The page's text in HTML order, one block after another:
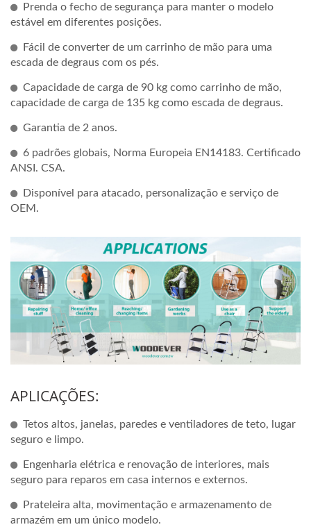
Prenda o fecho de segurança para manter o modelo
estável em diferentes posições.
Fácil de converter de um carrinho de mão para uma
escada de degraus com os pés.
Capacidade de carga de 90 kg como carrinho de mão,
capacidade de carga de 135 kg como escada de degraus.
Garantia de 2 anos.
6 padrões globais, Norma Europeia EN14183. Certificado
ANSI. CSA.
Disponível para atacado, personalização e serviço de
OEM.
APLICAÇÕES:
Tetos altos, janelas, paredes e ventiladores de teto, lugar
seguro e limpo.
Engenharia elétrica e renovação de interiores, mais
seguro para reparos em casa internos e externos.
Prateleira alta, movimentação e armazenamento de
armazém em um único modelo.